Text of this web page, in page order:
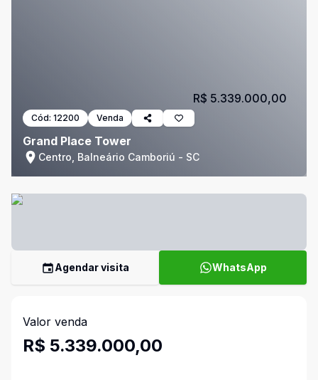
Cód: 12200 Venda
Grand Place Tower
Centro, Balneário Camboriú - SC
R$ 5.339.000,00
Agendar visita WhatsApp
Valor venda
R$ 5.339.000,00